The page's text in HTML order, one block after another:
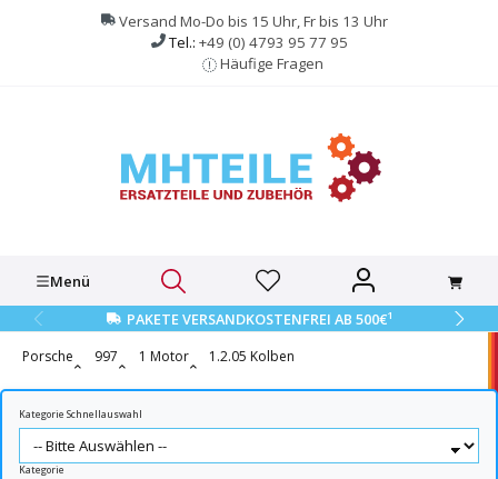
springen
Versand Mo-Do bis 15 Uhr, Fr bis 13 Uhr
Tel.: +49 (0) 4793 95 77 95
Häufige Fragen
Menü
PAKETE VERSANDKOSTENFREI AB 500€1
Porsche 997 1 Motor 1.2.05 Kolben
Kategorie Schnellauswahl
Kategorie